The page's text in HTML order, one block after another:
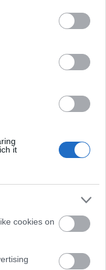
it
cookies on
Co.ffein
"..mi legyen?"
látható két